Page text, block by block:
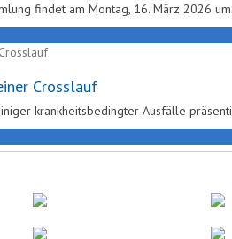
findet am Montag, 16. März 2026 um
Crosslauf
krankheitsbedingter Ausfälle